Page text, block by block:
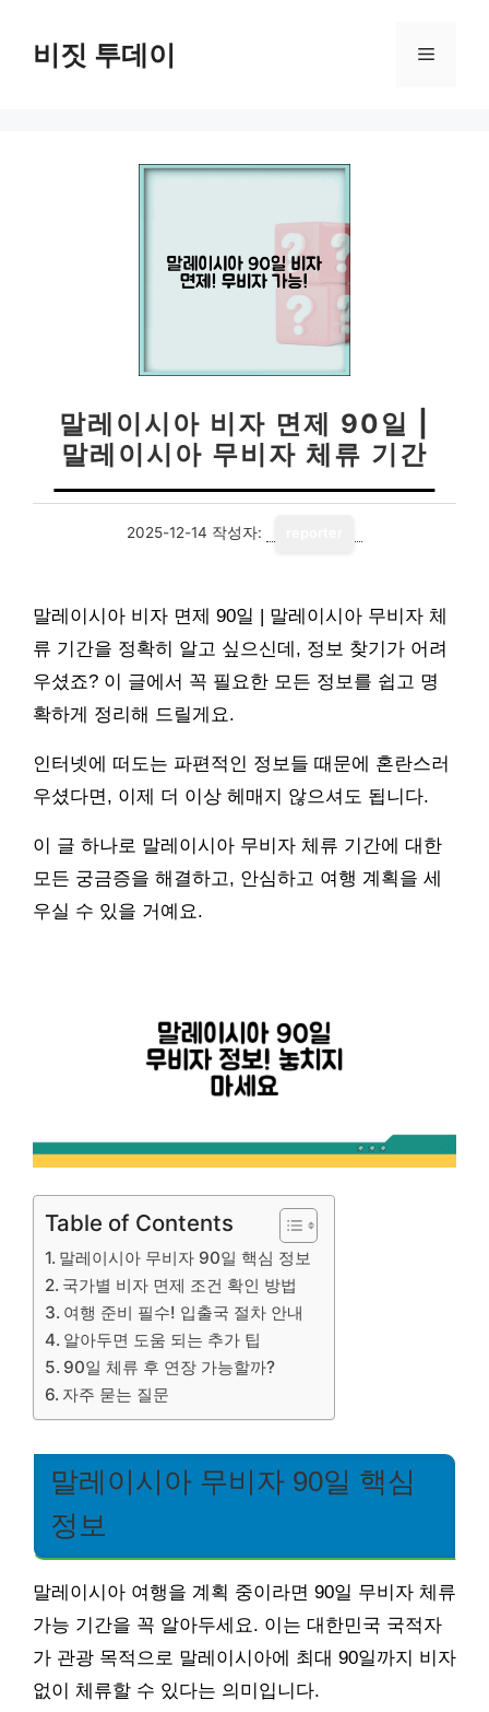
비짓 투데이 메
말레이시아 비자 면제 90일 |
말레이시아 무비자 체류 기간
2025-12-14 작성자:
말레이시아 비자 면제 90일 | 말레이시아 무비자 체
류 기간을 정확히 알고 싶으신데, 정보 찾기가 어려
우셨죠? 이 글에서 꼭 필요한 모든 정보를 쉽고 명
확하게 정리해 드릴게요.
인터넷에 떠도는 파편적인 정보들 때문에 혼란스러
우셨다면, 이제 더 이상 헤매지 않으셔도 됩니다.
이 글 하나로 말레이시아 무비자 체류 기간에 대한
모든 궁금증을 해결하고, 안심하고 여행 계획을 세
우실 수 있을 거예요.
Table of Contents
말레이시아 무비자 90일 핵심 정보
국가별 비자 면제 조건 확인 방법
여행 준비 필수! 입출국 절차 안내
알아두면 도움 되는 추가 팁
90일 체류 후 연장 가능할까?
자주 묻는 질문
말레이시아 무비자 90일 핵심
정보
말레이시아 여행을 계획 중이라면 90일 무비자 체류
가능 기간을 꼭 알아두세요. 이는 대한민국 국적자
가 관광 목적으로 말레이시아에 최대 90일까지 비자
없이 체류할 수 있다는 의미입니다.